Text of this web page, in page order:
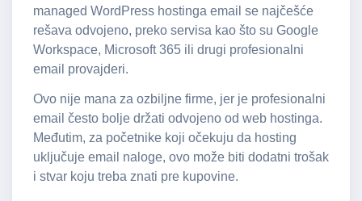
managed WordPress hostinga email se najčešće
rešava odvojeno, preko servisa kao što su Google
Workspace, Microsoft 365 ili drugi profesionalni
email provajderi.
Ovo nije mana za ozbiljne firme, jer je profesionalni
email često bolje držati odvojeno od web hostinga.
Međutim, za početnike koji očekuju da hosting
uključuje email naloge, ovo može biti dodatni trošak
i stvar koju treba znati pre kupovine.